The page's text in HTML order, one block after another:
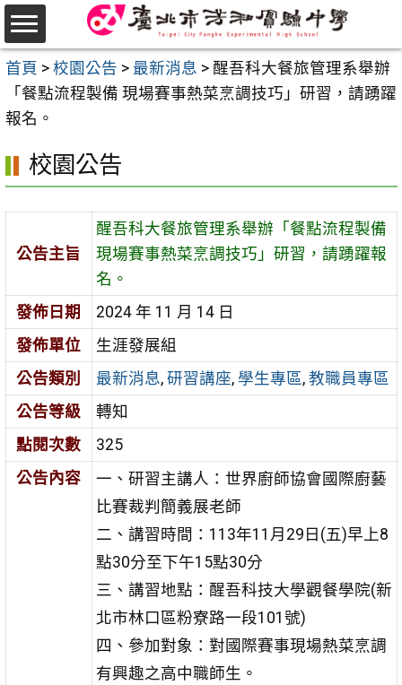
跳
至
主
內
首頁 > 校園公告 > 最新消息 > 醒吾科大餐旅管理系舉辦
「餐點流程製備 現場賽事熱菜烹調技巧」研習，請踴躍
報名。
校園公告
公告主旨
醒吾科大餐旅管理系舉辦「餐點流程製備
現場賽事熱菜烹調技巧」研習，請踴躍報
名。
發佈日期
2024 年 11 月 14 日
發佈單位
生涯發展組
公告類別
最新消息, 研習講座, 學生專區, 教職員專區
公告等級
轉知
點閱次數
325
公告內容
一、研習主講人：世界廚師協會國際廚藝
比賽裁判簡義展老師
二、講習時間：113年11月29日(五)早上8
點30分至下午15點30分
三、講習地點：醒吾科技大學觀餐學院(新
北市林口區粉寮路一段101號)
四、參加對象：對國際賽事現場熱菜烹調
有興趣之高中職師生。
選
單